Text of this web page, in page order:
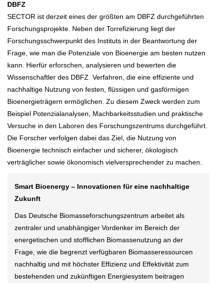
DBFZ
SECTOR ist derzeit eines der größten am DBFZ durchgeführten
Forschungsprojekte. Neben der Torrefizierung liegt der
Forschungsschwerpunkt des Instituts in der Beantwortung der
Frage, wie man die Potenziale von Bioenergie am besten nutzen
kann. Hierfür erforschen, analysieren und bewerten die
Wissenschaftler des DBFZ Verfahren, die eine effiziente und
nachhaltige Nutzung von festen, flüssigen und gasförmigen
Bioenergieträgern ermöglichen. Zu diesem Zweck werden zum
Beispiel Potenzialanalysen, Machbarkeitsstudien und praktische
Versuche in den Laboren des Forschungszentrums durchgeführt.
Die Forscher verfolgen dabei das Ziel, die Nutzung von
Bioenergie technisch einfacher und sicherer, ökologisch
verträglicher sowie ökonomisch vielversprechender zu machen.
Smart Bioenergy – Innovationen für eine nachhaltige
Zukunft
Das Deutsche Biomasseforschungszentrum arbeitet als
zentraler und unabhängiger Vordenker im Bereich der
energetischen und stofflichen Biomassenutzung an der
Frage, wie die begrenzt verfügbaren Biomasseressourcen
nachhaltig und mit höchster Effizienz und Effektivität zum
bestehenden und zukünftigen Energiesystem beitragen